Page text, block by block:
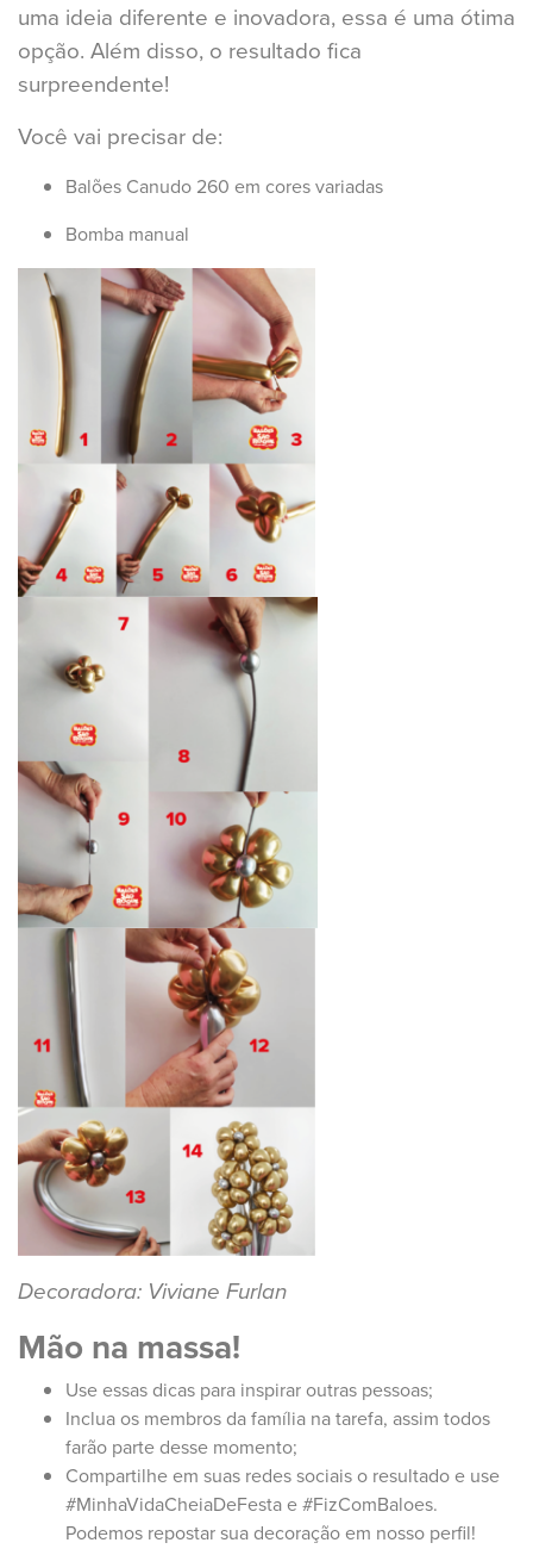
uma ideia diferente e inovadora, essa é uma ótima
opção. Além disso, o resultado fica
surpreendente!
Você vai precisar de:
Balões Canudo 260 em cores variadas
Bomba manual
Decoradora: Viviane Furlan
Mão na massa!
Use essas dicas para inspirar outras pessoas;
Inclua os membros da família na tarefa, assim todos
farão parte desse momento;
Compartilhe em suas redes sociais o resultado e use
#MinhaVidaCheiaDeFesta e #FizComBaloes.
Podemos repostar sua decoração em nosso perfil!